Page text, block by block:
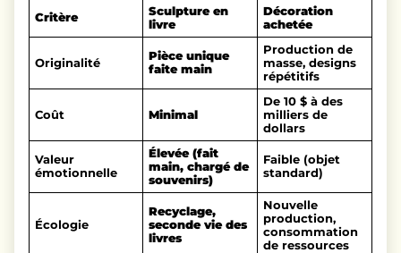
Critère
Sculpture en
livre
Décoration
achetée
Originalité
Pièce unique
faite main
Production de
masse, designs
répétitifs
Coût Minimal
De 10 $ à des
milliers de
dollars
Valeur
émotionnelle
Élevée (fait
main, chargé de
souvenirs)
Faible (objet
standard)
Écologie
Recyclage,
seconde vie des
livres
Nouvelle
production,
consommation
de ressources